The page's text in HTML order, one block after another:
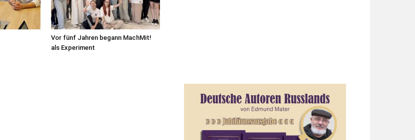
Vor fünf Jahren begann MachMit!
als Experiment